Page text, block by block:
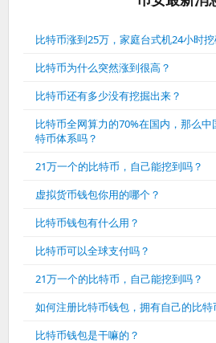
比特币涨到25万，家庭台式机24小时
比特币为什么突然涨到很高？
比特币还有多少没有挖掘出来？
比特币全网算力的70%在国内，那么
特币体系吗？
21万一个的比特币，自己能挖到吗？
虚拟货币钱包你用的哪个？
比特币钱包有什么用？
比特币可以全球支付吗？
21万一个的比特币，自己能挖到吗？
如何注册比特币钱包，拥有自己的比特
比特币钱包是干嘛的？